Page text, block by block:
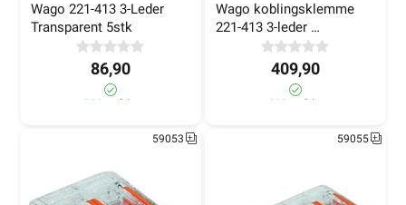
JORDSKINNE 150 HULLS
Jordskinne for bruk i fordelinger for tilkobling av
LES MER
Wago 221-413 3-Leder
Transparent 5stk
86,90
>1 000+ på lager
Wago koblingsklemme
221-413 3-leder
Transparent
409,90
>1 000+ på lager
59053 59055